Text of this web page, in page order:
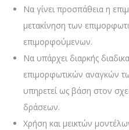
Να γίνει προσπάθεια η
μετακίνηση των
επιμορφούμενων.
Να υπάρχει διαρκής
επιμορφωτικών αναγκών
υπηρετεί ως βάση στον
δράσεων.
Χρήση και μεικτών